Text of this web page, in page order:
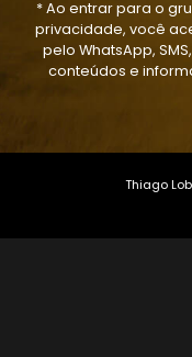
* Ao entrar para o
privacidade, você
pelo WhatsApp,
conteúdos e
Thiago